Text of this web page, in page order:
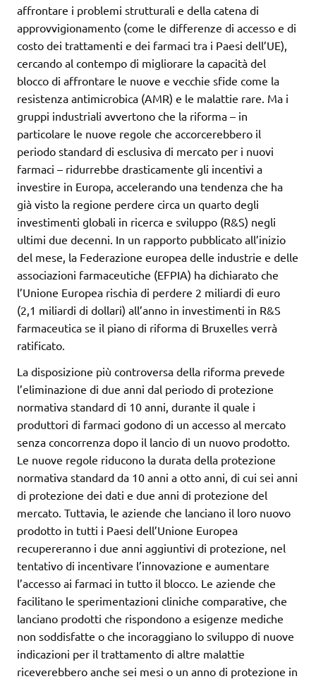
affrontare i problemi strutturali e della catena di
approvvigionamento (come le differenze di accesso e di
costo dei trattamenti e dei farmaci tra i Paesi dell’UE),
cercando al contempo di migliorare la capacità del
blocco di affrontare le nuove e vecchie sfide come la
resistenza antimicrobica (AMR) e le malattie rare. Ma i
gruppi industriali avvertono che la riforma – in
particolare le nuove regole che accorcerebbero il
periodo standard di esclusiva di mercato per i nuovi
farmaci – ridurrebbe drasticamente gli incentivi a
investire in Europa, accelerando una tendenza che ha
già visto la regione perdere circa un quarto degli
investimenti globali in ricerca e sviluppo (R&S) negli
ultimi due decenni. In un rapporto pubblicato all’inizio
del mese, la Federazione europea delle industrie e delle
associazioni farmaceutiche (EFPIA) ha dichiarato che
l’Unione Europea rischia di perdere 2 miliardi di euro
(2,1 miliardi di dollari) all’anno in investimenti in R&S
farmaceutica se il piano di riforma di Bruxelles verrà
ratificato.
La disposizione più controversa della riforma prevede
l’eliminazione di due anni dal periodo di protezione
normativa standard di 10 anni, durante il quale i
produttori di farmaci godono di un accesso al mercato
senza concorrenza dopo il lancio di un nuovo prodotto.
Le nuove regole riducono la durata della protezione
normativa standard da 10 anni a otto anni, di cui sei anni
di protezione dei dati e due anni di protezione del
mercato. Tuttavia, le aziende che lanciano il loro nuovo
prodotto in tutti i Paesi dell’Unione Europea
recupereranno i due anni aggiuntivi di protezione, nel
tentativo di incentivare l’innovazione e aumentare
l’accesso ai farmaci in tutto il blocco. Le aziende che
facilitano le sperimentazioni cliniche comparative, che
lanciano prodotti che rispondono a esigenze mediche
non soddisfatte o che incoraggiano lo sviluppo di nuove
indicazioni per il trattamento di altre malattie
riceverebbero anche sei mesi o un anno di protezione in